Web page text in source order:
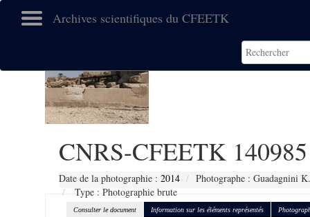
Archives scientifiques du CFEETK
CNRS-CFEETK 140985
Date de la photographie : 2014
Photographe : Guadagnini K.
Type : Photographie brute
Consulter le document Information sur les éléments représentés